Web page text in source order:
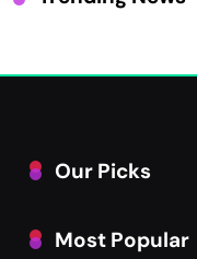
Our Picks
Most Popular